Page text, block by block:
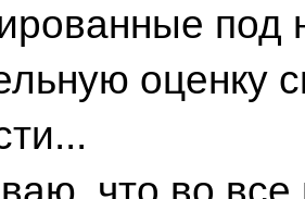
под
оценку